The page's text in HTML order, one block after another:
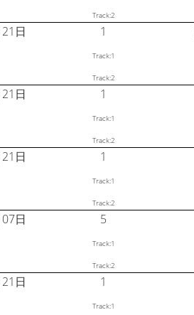
Track:2
日 1
Track:1
Track:2
日 1
Track:1
Track:2
日 1
Track:1
Track:2
日 5
Track:1
Track:2
日 1
Track:1